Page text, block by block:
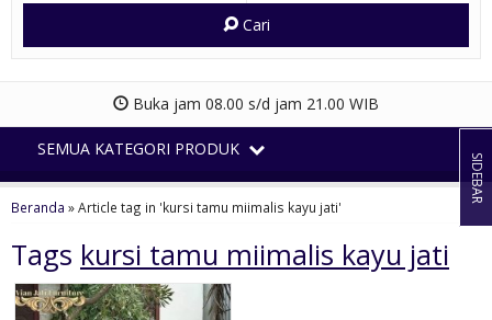
Cari
Buka jam 08.00 s/d jam 21.00 WIB
SEMUA KATEGORI PRODUK
Beranda »Article tag in 'kursi tamu miimalis kayu jati'
Tags kursi tamu miimalis kayu jati
SIDEBAR